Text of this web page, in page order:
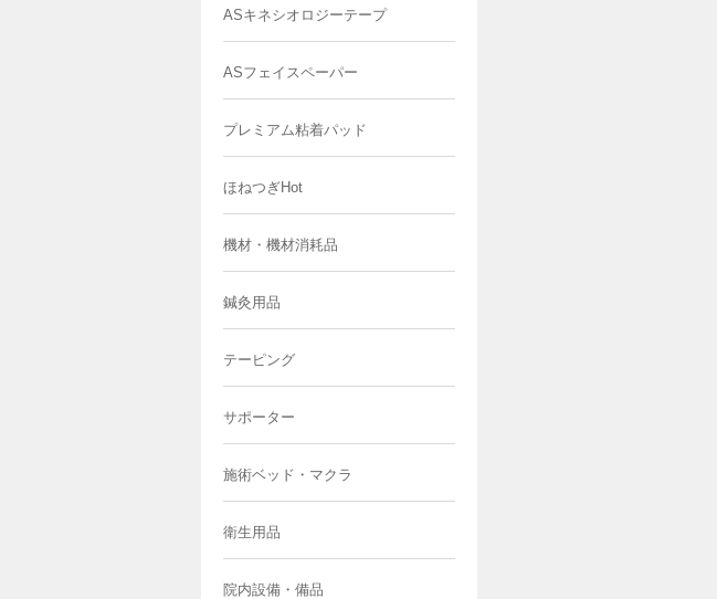
ASキネシオロジーテープ
ASフェイスペーパー
プレミアム粘着パッド
ほねつぎHot
機材・機材消耗品
鍼灸用品
テーピング
サポーター
施術ベッド・マクラ
衛生用品
院内設備・備品